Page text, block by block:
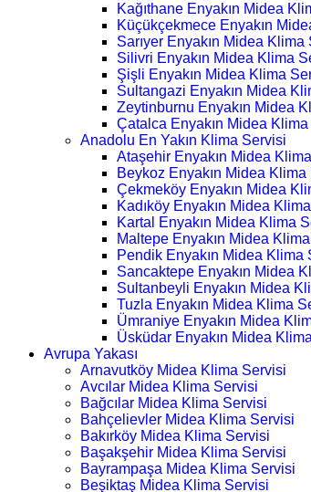
Kağıthane Enyakın Midea
Küçükçekmece Enyakın
Sarıyer Enyakın Midea Klima
Silivri Enyakın Midea Klima
Şişli Enyakın Midea Klima
Sultangazi Enyakın Midea
Zeytinburnu Enyakın Midea
Çatalca Enyakın Midea
Anadolu En Yakın Klima Servisi
Ataşehir Enyakın Midea
Beykoz Enyakın Midea Klima
Çekmeköy Enyakın Midea
Kadıköy Enyakın Midea
Kartal Enyakın Midea Klima
Maltepe Enyakın Midea
Pendik Enyakın Midea Klima
Sancaktepe Enyakın Midea
Sultanbeyli Enyakın Midea
Tuzla Enyakın Midea Klima
Ümraniye Enyakın Midea
Üsküdar Enyakın Midea
Avrupa Yakası
Arnavutköy Midea Klima Servisi
Avcılar Midea Klima Servisi
Bağcılar Midea Klima Servisi
Bahçelievler Midea Klima Servisi
Bakırköy Midea Klima Servisi
Başakşehir Midea Klima Servisi
Bayrampaşa Midea Klima Servisi
Beşiktaş Midea Klima Servisi